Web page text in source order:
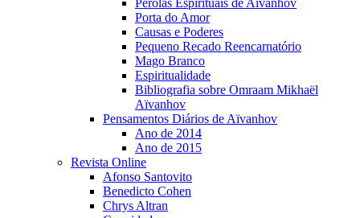
Pérolas Espirituais de Aïvanhov
Porta do Amor
Causas e Poderes
Pequeno Recado Reencarnatório
Mago Branco
Espiritualidade
Bibliografia sobre Omraam Mikhaël
Aïvanhov
Pensamentos Diários de Aïvanhov
Ano de 2014
Ano de 2015
Revista Online
Afonso Santovito
Benedicto Cohen
Chrys Altran